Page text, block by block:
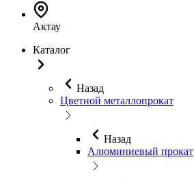
Актау
Каталог
Назад
Цветной металлопрокат
Назад
Алюминиевый прокат